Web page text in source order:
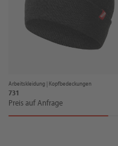
Arbeitskleidung | Kopfbedeckungen
731
Preis auf Anfrage